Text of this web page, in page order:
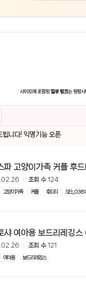
니다! 익명기능 오픈
조회 수124
고양이가족 커플 후드티
[
조회 수121
여아용 보드리레깅스